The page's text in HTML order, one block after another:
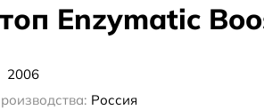
Enzymatic
2006
Россия